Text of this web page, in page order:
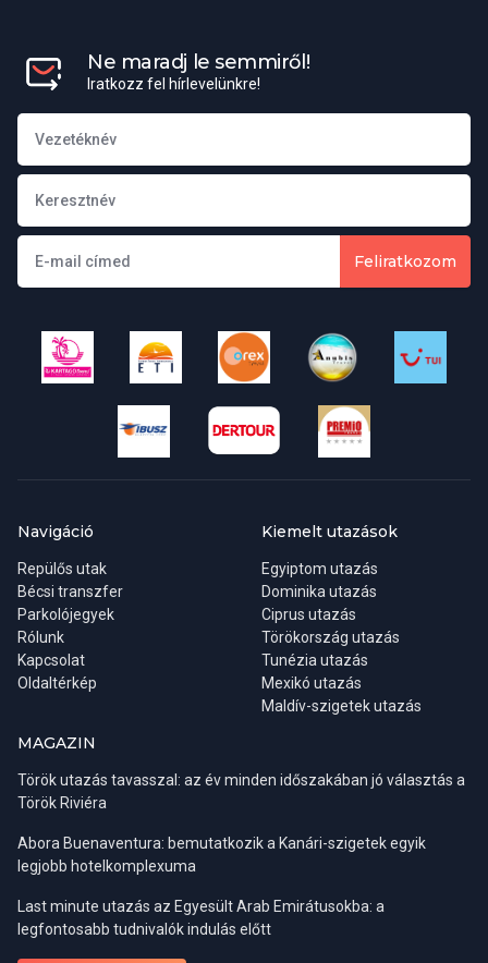
Ne maradj le semmiről!
Iratkozz fel hírlevelünkre!
Feliratkozom
Navigáció
Repülős utak
Bécsi transzfer
Parkolójegyek
Rólunk
Kapcsolat
Oldaltérkép
Kiemelt utazások
Egyiptom utazás
Dominika utazás
Ciprus utazás
Törökország utazás
Tunézia utazás
Mexikó utazás
Maldív-szigetek utazás
MAGAZIN
Török utazás tavasszal: az év minden időszakában jó választás a
Török Riviéra
Abora Buenaventura: bemutatkozik a Kanári-szigetek egyik
legjobb hotelkomplexuma
Last minute utazás az Egyesült Arab Emirátusokba: a
legfontosabb tudnivalók indulás előtt